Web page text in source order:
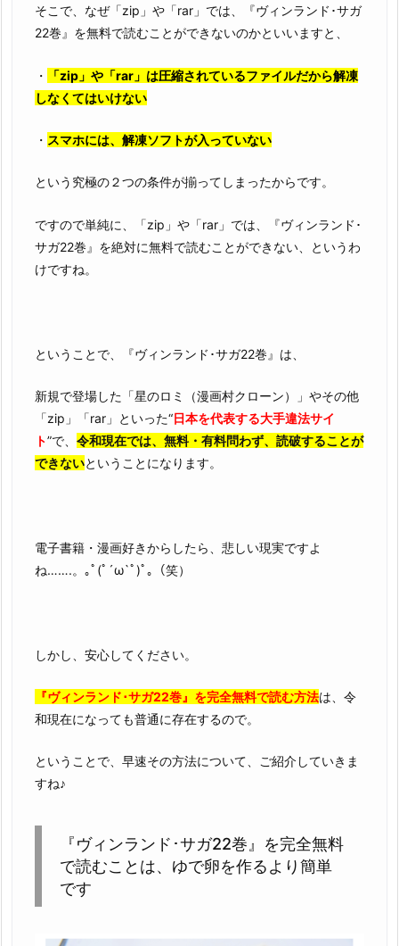
そこで、なぜ「zip」や「rar」では、『ヴィンランド･サガ
22巻』を無料で読むことができないのかといいますと、
・
「zip」や「rar」は圧縮されているファイルだから解凍
しなくてはいけない
・ スマホには、解凍ソフトが入っていない
という究極の２つの条件が揃ってしまったからです。
ですので単純に、「zip」や「rar」では、『ヴィンランド･
サガ22巻』を絶対に無料で読むことができない、というわ
けですね。
ということで、『ヴィンランド･サガ22巻』は、
新規で登場した「星のロミ（漫画村クローン）」やその他
「zip」「rar」といった“日本を代表する大手違法サイ
ト”で、 令和現在では、無料・有料問わず、読破することが
できないということになります。
電子書籍・漫画好きからしたら、悲しい現実ですよ
ね…….。｡ﾟ(ﾟ´ω`ﾟ)ﾟ｡（笑）
しかし、安心してください。
『ヴィンランド･サガ22巻』を完全無料で読む方法は、令
和現在になっても普通に存在するので。
ということで、早速その方法について、ご紹介していきま
すね♪
『ヴィンランド･サガ22巻』を完全無料
で読むことは、ゆで卵を作るより簡単
です